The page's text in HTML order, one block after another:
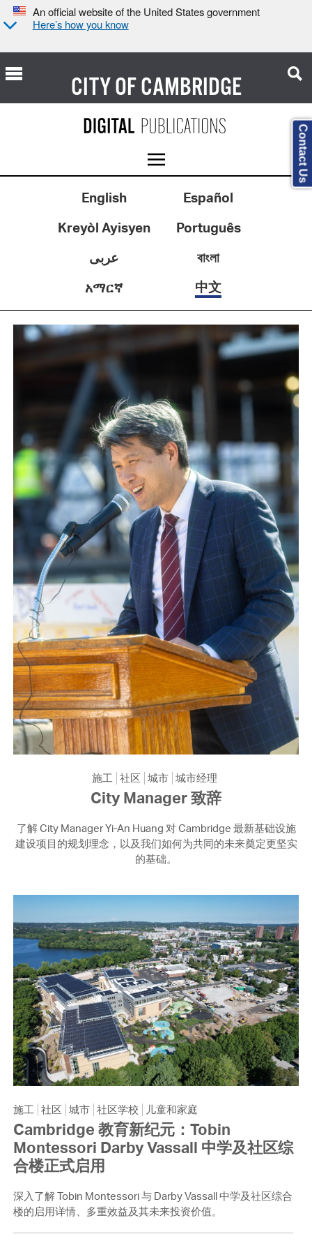
An official website of the United States government
Here’s how you know
CITY OFCAMBRIDGE
English
Español
Kreyòl Ayisyen
Português
عربى
বাংলা
አማርኛ
中文
施工 社区 城市 城市经理
City Manager 致辞
了解 City Manager Yi-An Huang 对 Cambridge 最新基础设施
建设项目的规划理念，以及我们如何为共同的未来奠定更坚实
的基础。
施工 社区 城市 社区学校 儿童和家庭
Cambridge 教育新纪元：Tobin
Montessori Darby Vassall 中学及社区综
合楼正式启用
深入了解 Tobin Montessori 与 Darby Vassall 中学及社区综合
楼的启用详情、多重效益及其未来投资价值。
Contact Us